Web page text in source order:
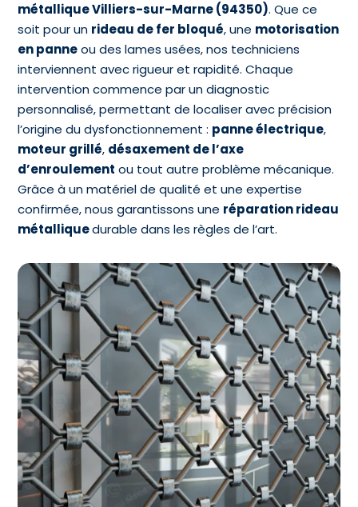
métallique Villiers-sur-Marne (94350). Que ce
soit pour un rideau de fer bloqué, une motorisation
en panneou des lames usées, nos techniciens
interviennent avec rigueur et rapidité. Chaque
intervention commence par un diagnostic
personnalisé, permettant de localiser avec précision
l’origine du dysfonctionnement : panne électrique,
moteur grillé, désaxement de l’axe
d’enroulement ou tout autre problème mécanique.
Grâce à un matériel de qualité et une expertise
confirmée, nous garantissons une réparation rideau
métalliquedurable dans les règles de l’art.